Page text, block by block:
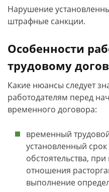
Нарушение
штрафные санкции.
Особенности
трудовому
Какие нюансы следует
работодателям перед
временного договора:
временный
установленный
обстоятельства,
отношения
выполнение